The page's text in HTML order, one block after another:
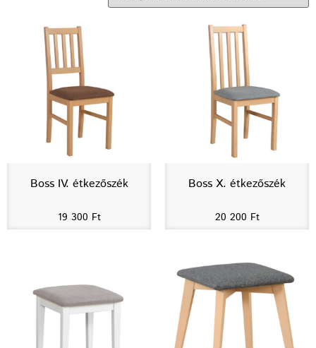
Boss IV. étkezőszék
19 300 Ft
Boss X. étkezőszék
20 200 Ft